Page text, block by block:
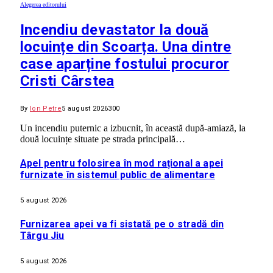
Alegerea editorului
Incendiu devastator la două
locuințe din Scoarța. Una dintre
case aparține fostului procuror
Cristi Cârstea
By Ion Petre5 august 2026300
Un incendiu puternic a izbucnit, în această după-amiază, la
două locuințe situate pe strada principală…
Apel pentru folosirea în mod rațional a apei
furnizate în sistemul public de alimentare
5 august 2026
Furnizarea apei va fi sistată pe o stradă din
Târgu Jiu
5 august 2026